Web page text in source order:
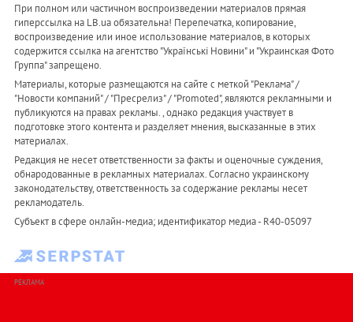
При полном или частичном воспроизведении материалов прямая
гиперссылка на LB.ua обязательна! Перепечатка, копирование,
воспроизведение или иное использование материалов, в которых
содержится ссылка на агентство "Українськi Новини" и "Украинская Фото
Группа" запрещено.
Материалы, которые размещаются на сайте с меткой "Реклама" /
"Новости компаний" / "Пресрелиз" / "Promoted", являются рекламными и
публикуются на правах рекламы. , однако редакция участвует в
подготовке этого контента и разделяет мнения, высказанные в этих
материалах.
Редакция не несет ответственности за факты и оценочные суждения,
обнародованные в рекламных материалах. Согласно украинскому
законодательству, ответственность за содержание рекламы несет
рекламодатель.
Субъект в сфере онлайн-медиа; идентификатор медиа - R40-05097
РЕКЛАМА